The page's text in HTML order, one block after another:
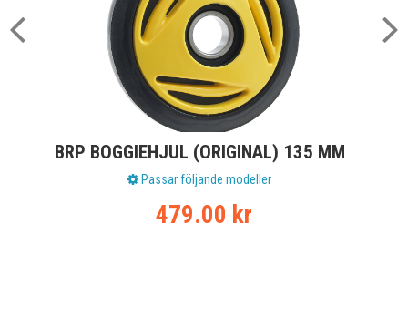
BRP BOGGIEHJUL (ORIGINAL) 135 MM
Passar följande modeller
479.00 kr